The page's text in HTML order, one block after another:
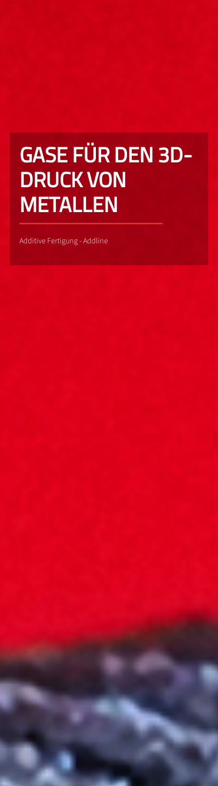
GASE FÜR DEN 3D-
DRUCK VON
METALLEN
Additive Fertigung - Addline